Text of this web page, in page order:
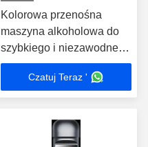
Kolorowa przenośna
maszyna alkoholowa do
szybkiego i niezawodnego
testowania
Czatuj Teraz '